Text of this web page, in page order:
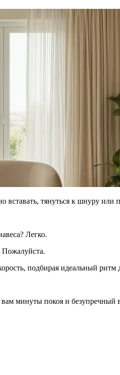
тянуться к шнуру
Легко.
Пожалуйста.
подбирая идеальный ритм
минуты покоя и безупречный